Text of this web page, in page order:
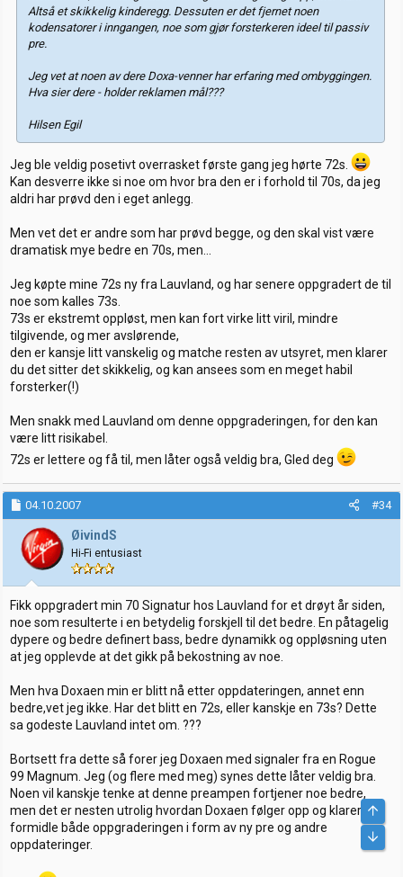
Altså et skikkelig kinderegg. Dessuten er det fjernet noen
kodensatorer i inngangen, noe som gjør forsterkeren ideel til passiv
pre.
Jeg vet at noen av dere Doxa-venner har erfaring med ombyggingen.
Hva sier dere - holder reklamen mål???
Hilsen Egil
Jeg ble veldig posetivt overrasket første gang jeg hørte 72s.
Kan desverre ikke si noe om hvor bra den er i forhold til 70s, da jeg
aldri har prøvd den i eget anlegg.
Men vet det er andre som har prøvd begge, og den skal vist være
dramatisk mye bedre en 70s, men...
Jeg køpte mine 72s ny fra Lauvland, og har senere oppgradert de til
noe som kalles 73s.
73s er ekstremt oppløst, men kan fort virke litt viril, mindre
tilgivende, og mer avslørende,
den er kansje litt vanskelig og matche resten av utsyret, men klarer
du det sitter det skikkelig, og kan ansees som en meget habil
forsterker(!)
Men snakk med Lauvland om denne oppgraderingen, for den kan
være litt risikabel.
72s er lettere og få til, men låter også veldig bra, Gled deg
04.10.2007 #34
ØivindS
Hi-Fi entusiast
Fikk oppgradert min 70 Signatur hos Lauvland for et drøyt år siden,
noe som resulterte i en betydelig forskjell til det bedre. En påtagelig
dypere og bedre definert bass, bedre dynamikk og oppløsning uten
at jeg opplevde at det gikk på bekostning av noe.
Men hva Doxaen min er blitt nå etter oppdateringen, annet enn
bedre,vet jeg ikke. Har det blitt en 72s, eller kanskje en 73s? Dette
sa godeste Lauvland intet om. ???
Bortsett fra dette så forer jeg Doxaen med signaler fra en Rogue
99 Magnum. Jeg (og flere med meg) synes dette låter veldig bra.
Noen vil kanskje tenke at denne preampen fortjener noe bedre,
men det er nesten utrolig hvordan Doxaen følger opp og klarer å
formidle både oppgraderingen i form av ny pre og andre
oppdateringer.